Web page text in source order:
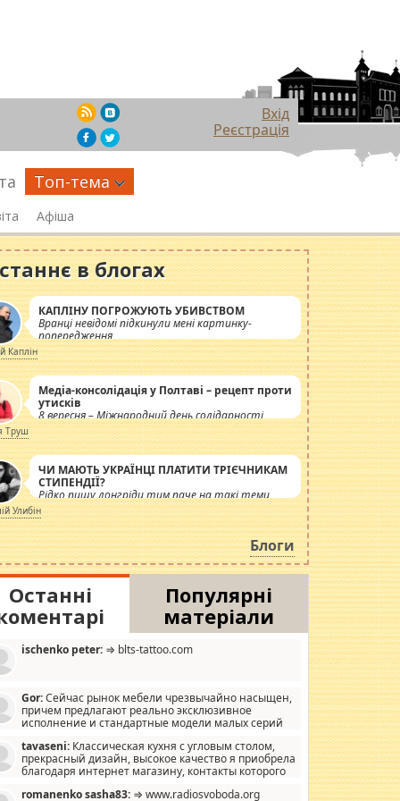
Вхід
Реєстрація
Топ-тема
Афіша
в блогах
КАПЛІНУ ПОГРОЖУЮТЬ УБИВСТВОМ
Вранці невідомі підкинули мені картинку-
попередження
Каплін
Медіа-консолідація у Полтаві – рецепт проти
утисків
8 вересня – Міжнародний день солідарності
журналістів.
Труш
ЧИ МАЮТЬ УКРАЇНЦІ ПЛАТИТИ ТРІЄЧНИКАМ
СТИПЕНДІЇ?
Рідко пишу лонгріди тим паче на такі теми,
але вже просто дістало! Обурюють сьогоднішні
інсенуації навколо стипендіального питання.
Штучно роздувається ще одна соціальна
катастрофа.
Улибін
Блоги
Останні
Популярні
матеріали
ischenko peter: ⇒ blts-tattoo.com
Gor:Сейчас рынок мебели чрезвычайно насыщен,
причем предлагают реально эксклюзивное
исполнение и стандартные модели малых серий
мало походит на стандартные формы, в MebelOk,
и что главное - со вкусом все в порядке,
ненужных наворотов удорожающих мебель, а это не
tavaseni: Классическая кухня с угловым столом,
прекрасный дизайн, высокое качество я приобрела
благодаря интернет магазину, контакты которого
romanenko sasha83: ⇒ www.radiosvoboda.org